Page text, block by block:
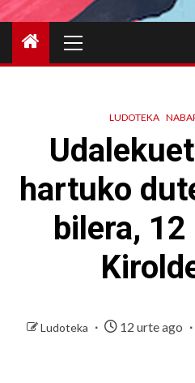
Menu
LUDOTEKA
hartuko
bilera,
Ludoteka 12 urte ago